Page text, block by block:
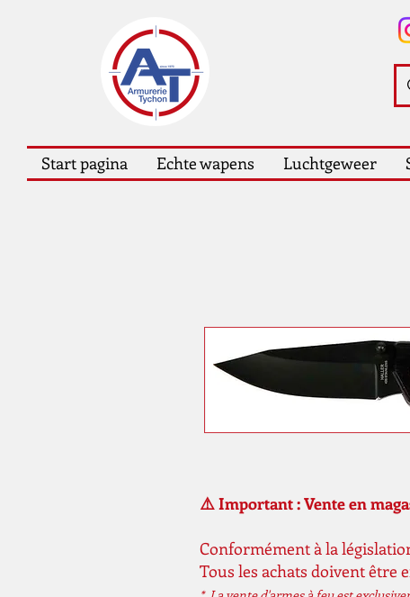
Start pagina Echte wapens Luchtgeweer
⚠️ Important : Vente en
Conformément à la
Tous les achats doivent être